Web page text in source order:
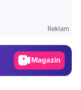
Reklam
Magazin